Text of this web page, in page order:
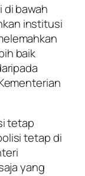
di bawah
institusi
baik
tetap
tetap di
yang